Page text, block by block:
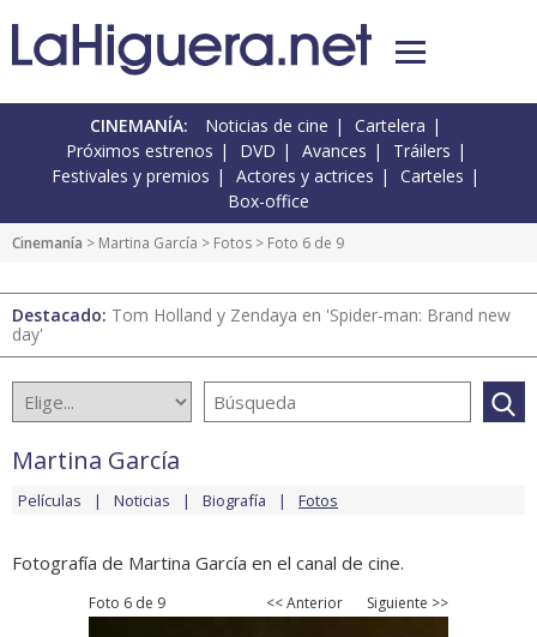
CINEMANÍA: Noticias de cine
Cartelera
Próximos estrenos
DVD Avances
Tráilers
Festivales y premios
Actores y actrices
Carteles
Box-office
Cinemanía > Martina García > Fotos > Foto 6 de 9
Destacado: Tom Holland y Zendaya en 'Spider-man: Brand new
day'
Martina García
Películas Noticias Biografía Fotos
Fotografía de Martina García en el canal de cine.
Foto 6 de 9 << Anterior Siguiente >>